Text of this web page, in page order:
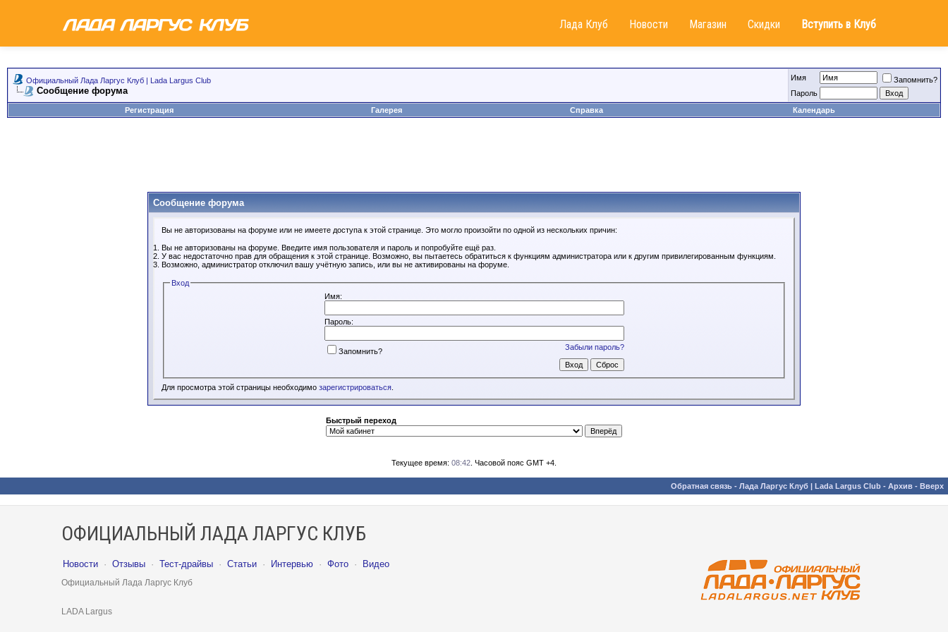
Лада Клуб Новости Магазин Скидки Вступить в Клуб
Официальный Лада Ларгус Клуб | Lada Largus Club
Сообщение форума
Имя
Запомнить?
Пароль
Регистрация
Галерея Справка Календарь
Сообщение форума
Вы не авторизованы на форуме или не имеете доступа к этой странице. Это могло произойти по одной из нескольких причин:
Вы не авторизованы на форуме. Введите имя пользователя и пароль и попробуйте ещё раз.
У вас недостаточно прав для обращения к этой странице. Возможно, вы пытаетесь обратиться к функциям администратора или к другим привилегированным функциям.
Возможно, администратор отключил вашу учётную запись, или вы не активированы на форуме.
Вход
Имя:
Пароль:
Забыли пароль?
Запомнить?
Для просмотра этой страницы необходимо зарегистрироваться
Быстрый переход
Текущее время: 08:42 . Часовой пояс GMT +4.
Обратная связь - Лада Ларгус Клуб | Lada Largus Club - Архив - Вверх
ОФИЦИАЛЬНЫЙ ЛАДА ЛАРГУС КЛУБ
Новости · Отзывы · Тест-драйвы · Статьи · Интервью · Фото · Видео
Официальный Лада Ларгус Клуб
LADA Largus